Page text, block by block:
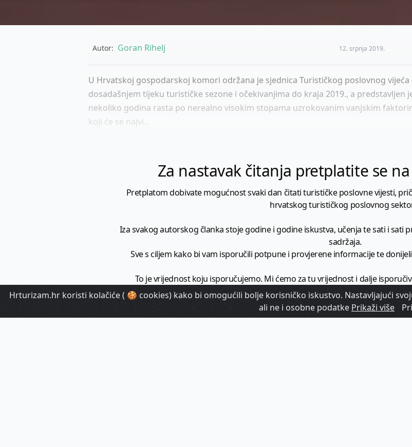
Autor: Goran Rihelj 12. srpnja 2019.
U Hrvatskoj gospodarskoj komori održana je sjednica Turističkog poslovnog vijeća
dosadašnjem tijeku turističke sezone i očekivanjima do kraja 2019., a
nekoliko godina rasta po nerealno visokim stopama uzrokovanim vanjskim
koji će se najvi...
Za nastavak čitanja pretplatite se
Pretplatom dobivate mogućnost svaki dan čitati turističke poslovne vijesti,
hrvatskog turističkog poslovnog
Iza svakog autorskog članka stoje godine i godine iskustva, učenja te sati i sati
sadržaja.
Sve s ciljem kako bi vam isporučili potpune i provjerene informacije te
To je vrijednost koju isporučujemo. Mi ćemo za tu vrijednost i dalje
minimalno1728 članaka godišnje
HrTurizam - vaš izvor informacija iz poslovnog
Hrturizam.hr koristi kolačiće ( 🍪 cookies) kako bi omogućili bolje korisničko iskustvo. Nastavljajući
ali ne i osobne podatke Prikaži više